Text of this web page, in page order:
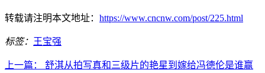
转载请注明本文地址： https://www.cncnw.com/post/225.html
标签： 王宝强
上一篇：
舒淇从拍写真和三级片的艳星到嫁给冯德伦是谁赢